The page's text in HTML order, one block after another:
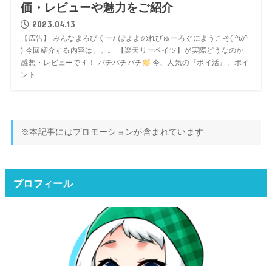
価・レビューや魅力をご紹介
2023.04.13
【広告】 みんなよろぴくー♪ ぽよよのれびゅーろぐにようこそ( ^ω^
) 今回紹介する内容は。。。 【楽天リーベイツ】が実際どうなのか
感想・レビューです！ パチパチパチ
今、人気の『ポイ活』。ポイ
ント...
※本記事にはプロモーションが含まれています
プロフィール